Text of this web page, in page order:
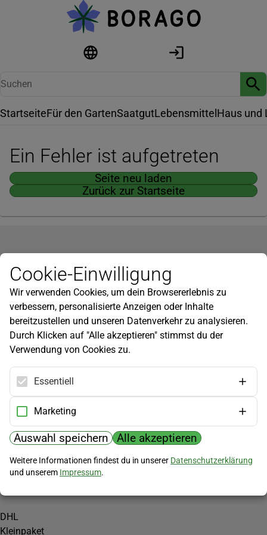
StartseiteFür den GartenSaatgutLebensmittel Haus und
Ein Fehler ist aufgetreten
Seite neu laden
Zurück zur Startseite
Newsletter
Infos zu neuen Produkten, Gartentipps und mehr findest du in
unserem Newsletter!
Jetzt anmelden
Hilfe
Kundenservice
Widerrufsbelehrung
Versandkosten
Zahlungsmöglichkeiten
PayPal
Vorkasse
Versand
DHL
Kleinpaket
Cookie-Einwilligung
Wir verwenden Cookies, um dein Browsererlebnis zu
verbessern, personalisierte Anzeigen oder Inhalte
bereitzustellen und unseren Datenverkehr zu analysieren.
Durch Klicken auf "Alle akzeptieren" stimmst du der
Verwendung von Cookies zu.
Essentiell
Marketing
Auswahl speichern Alle akzeptieren
Weitere Informationen findest du in unserer Datenschutzerklärung
und unserem Impressum.